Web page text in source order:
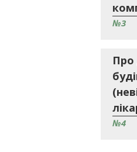
№3
Про
№4